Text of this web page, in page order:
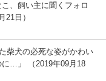
、飼い主に聞くフォロ
21日）
柴犬の必死な姿がかわい
…」 （2019年09月18